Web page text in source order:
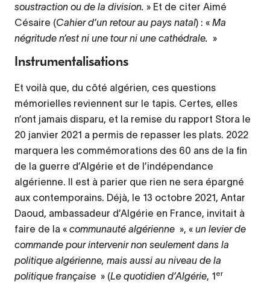
soustraction ou de la division. » Et de citer Aimé
Césaire (Cahier d’un retour au pays natal) : « Ma
négritude n’est ni une tour ni une cathédrale. »
Instrumentalisations
Et voilà que, du côté algérien, ces questions
mémorielles reviennent sur le tapis. Certes, elles
n’ont jamais disparu, et la remise du rapport Stora le
20 janvier 2021 a permis de repasser les plats. 2022
marquera les commémorations des 60 ans de la fin
de la guerre d’Algérie et de l’indépendance
algérienne. Il est à parier que rien ne sera épargné
aux contemporains. Déjà, le 13 octobre 2021, Antar
Daoud, ambassadeur d’Algérie en France, invitait à
faire de la « communauté algérienne », « un levier de
commande pour intervenir non seulement dans la
politique algérienne, mais aussi au niveau de la
politique française » (Le quotidien d’Algérie, 1er